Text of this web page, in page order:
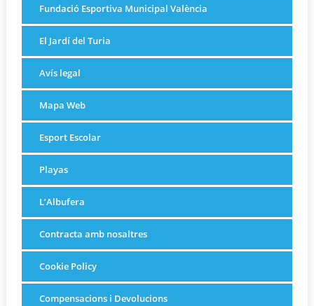
Fundació Esportiva Municipal València
El Jardí del Turia
Avís legal
Mapa Web
Esport Escolar
Playas
L’Albufera
Contracta amb nosaltres
Cookie Policy
Compensacions i Devolucions